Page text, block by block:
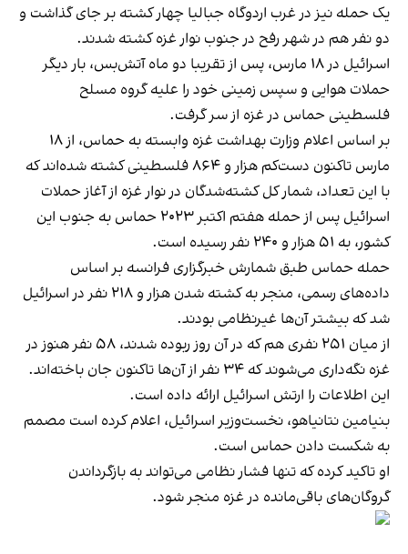
یک حمله نیز در غرب اردوگاه جبالیا چهار کشته بر جای گذاشت و
دو نفر هم در شهر رفح در جنوب نوار غزه کشته شدند.
اسرائیل در ۱۸ مارس، پس از تقریبا دو ماه آتش‌بس، بار دیگر
حملات هوایی و سپس زمینی خود را علیه گروه مسلح
فلسطینی حماس در غزه از سر گرفت.
بر اساس اعلام وزارت بهداشت غزه وابسته به حماس، از ۱۸
مارس تاکنون دست‌کم هزار و ۸۶۴ فلسطینی کشته شده‌اند که
با این تعداد، شمار کل کشته‌شدگان در نوار غزه از آغاز حملات
اسرائیل پس از حمله هفتم اکتبر ۲۰۲۳ حماس به جنوب این
کشور، به ۵۱ هزار و ۲۴۰ نفر رسیده است.
حمله حماس طبق شمارش خبرگزاری فرانسه بر اساس
داده‌های رسمی، منجر به کشته شدن هزار و ۲۱۸ نفر در اسرائیل
شد که بیشتر آن‌ها غیرنظامی بودند.
از میان ۲۵۱ نفری هم که در آن روز ربوده شدند، ۵۸ نفر هنوز در
غزه نگه‌داری می‌شوند که ۳۴ نفر از آن‌ها تاکنون جان باخته‌اند.
این اطلاعات را ارتش اسرائیل ارائه داده است.
بنیامین نتانیاهو، نخست‌وزیر اسرائیل، اعلام کرده است مصمم
به شکست دادن حماس است.
او تاکید کرده که تنها فشار نظامی می‌تواند به بازگرداندن
گروگان‌های باقی‌مانده در غزه منجر شود.